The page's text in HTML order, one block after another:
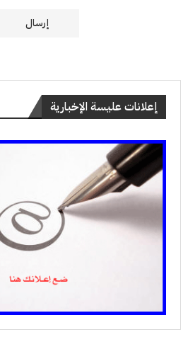
إعلانات عليسة الإخبارية